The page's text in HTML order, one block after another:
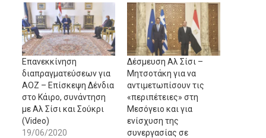
Επανεκκίνηση
διαπραγματεύσεων για
ΑΟΖ – Επίσκεψη Δένδια
στο Κάιρο, συνάντηση
με Αλ Σίσι και Σούκρι
(Video)
19/06/2020
Δέσμευση Αλ Σίσι –
Μητσοτάκη για να
αντιμετωπίσουν τις
«περιπέτειες» στη
Μεσόγειο και για
ενίσχυση της
συνεργασίας σε